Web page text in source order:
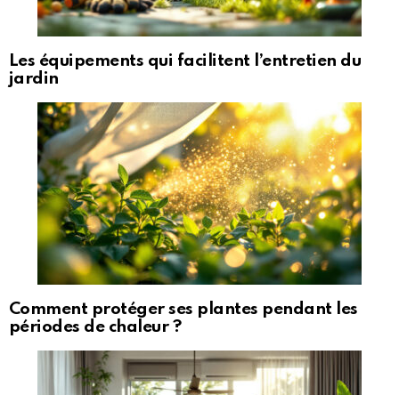
Les équipements qui facilitent l’entretien du
jardin
Comment protéger ses plantes pendant les
périodes de chaleur ?